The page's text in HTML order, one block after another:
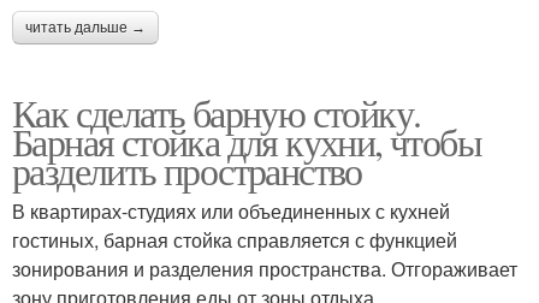
читать дальше →
Как сделать барную стойку.
Барная стойка для кухни, чтобы
разделить пространство
В квартирах-студиях или объединенных с кухней
гостиных, барная стойка справляется с функцией
зонирования и разделения пространства. Отгораживает